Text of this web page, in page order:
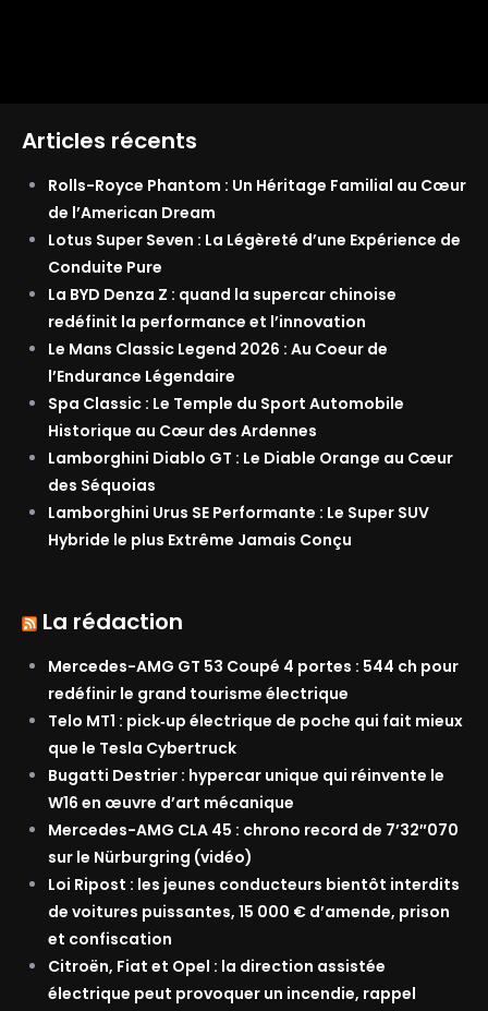
Articles récents
Rolls-Royce Phantom : Un Héritage Familial au Cœur
de l’American Dream
Lotus Super Seven : La Légèreté d’une Expérience de
Conduite Pure
La BYD Denza Z : quand la supercar chinoise
redéfinit la performance et l’innovation
Le Mans Classic Legend 2026 : Au Coeur de
l’Endurance Légendaire
Spa Classic : Le Temple du Sport Automobile
Historique au Cœur des Ardennes
Lamborghini Diablo GT : Le Diable Orange au Cœur
des Séquoias
Lamborghini Urus SE Performante : Le Super SUV
Hybride le plus Extrême Jamais Conçu
La rédaction
Mercedes-AMG GT 53 Coupé 4 portes : 544 ch pour
redéfinir le grand tourisme électrique
Telo MT1 : pick‑up électrique de poche qui fait mieux
que le Tesla Cybertruck
Bugatti Destrier : hypercar unique qui réinvente le
W16 en œuvre d’art mécanique
Mercedes-AMG CLA 45 : chrono record de 7’32″070
sur le Nürburgring (vidéo)
Loi Ripost : les jeunes conducteurs bientôt interdits
de voitures puissantes, 15 000 € d’amende, prison
et confiscation
Citroën, Fiat et Opel : la direction assistée
électrique peut provoquer un incendie, rappel